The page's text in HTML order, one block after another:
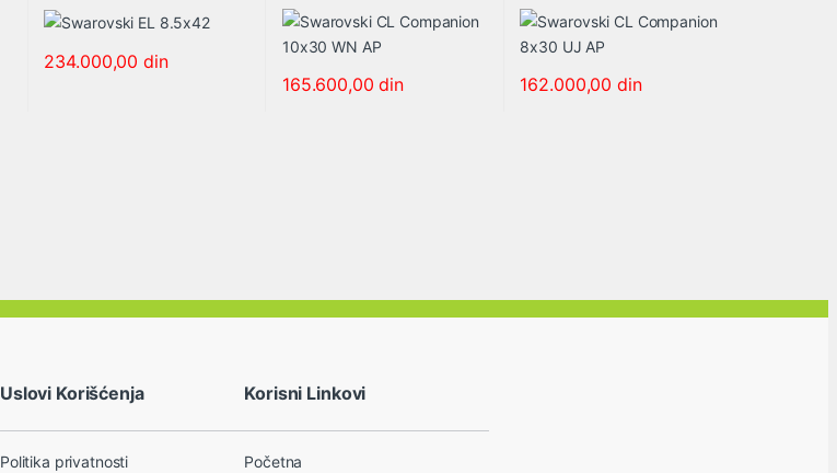
234.000,00 din
165.600,00din 162.000,00 din
Uslovi Korišćenja
Politika privatnosti
Korisni Linkovi
Početna